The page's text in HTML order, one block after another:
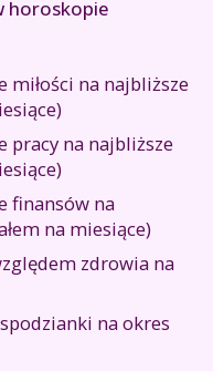
horoskopie
miłości na najbliższe
pracy na najbliższe
finansów na
na miesiące)
zdrowia na
na okres